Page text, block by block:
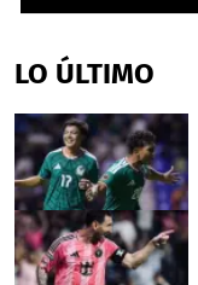
of
18
LO ÚLTIMO